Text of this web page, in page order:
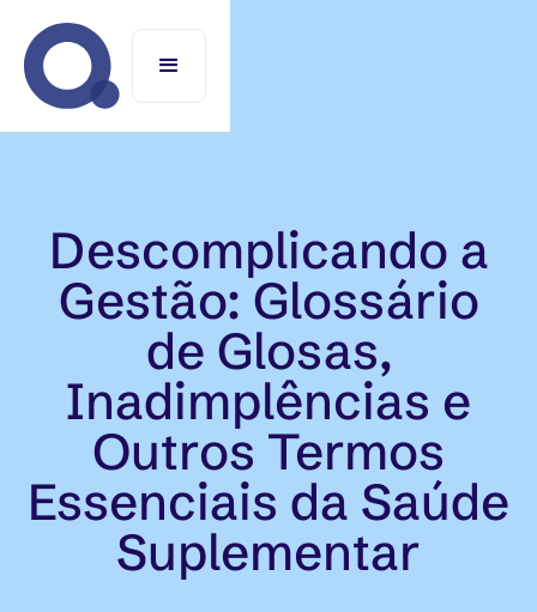
Descomplicando a
Gestão: Glossário
de Glosas,
Inadimplências e
Outros Termos
Essenciais da Saúde
Suplementar